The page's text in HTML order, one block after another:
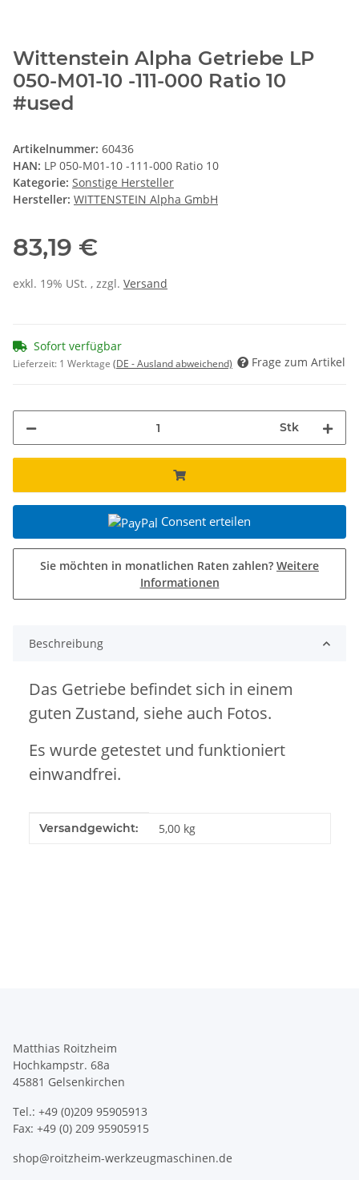
Wittenstein Alpha Getriebe LP
050-M01-10 -111-000 Ratio 10
#used
Artikelnummer: 60436
HAN: LP 050-M01-10 -111-000 Ratio 10
Kategorie: Sonstige Hersteller
Hersteller: WITTENSTEIN Alpha GmbH
83,19 €
exkl. 19% USt. , zzgl. Versand
Sofort verfügbar
Lieferzeit: 1 Werktage (DE - Ausland abweichend) Frage zum Artikel
Stk
Consent erteilen
Sie möchten in monatlichen Raten zahlen? Weitere
Informationen
Beschreibung
Das Getriebe befindet sich in einem
guten Zustand, siehe auch Fotos.
Es wurde getestet und funktioniert
einwandfrei.
Produkteigenschaft
Wert
Versandgewicht: 5,00 kg
Matthias Roitzheim
Hochkampstr. 68a
45881 Gelsenkirchen
Tel.: +49 (0)209 95905913
Fax: +49 (0) 209 95905915
shop@roitzheim-werkzeugmaschinen.de